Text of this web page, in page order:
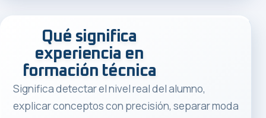
Qué significa
experiencia en
formación técnica
Significa detectar el nivel real del alumno,
explicar conceptos con precisión, separar moda